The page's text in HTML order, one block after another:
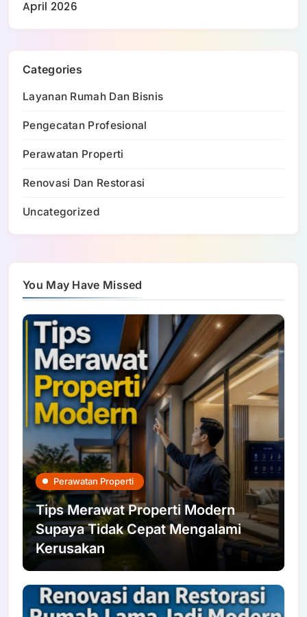
April 2026
Categories
Layanan Rumah Dan Bisnis
Pengecatan Profesional
Perawatan Properti
Renovasi Dan Restorasi
Uncategorized
You May Have Missed
Perawatan Properti
Tips Merawat Properti Modern
Supaya Tidak Cepat Mengalami
Kerusakan